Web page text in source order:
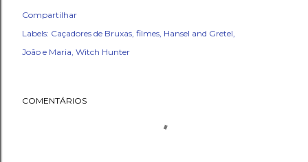
Compartilhar
Labels: Caçadores de Bruxas filmes Hansel and Gretel
João e Maria Witch Hunter
COMENTÁRIOS